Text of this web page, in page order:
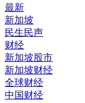
最新
新加坡
民生民声
财经
新加坡股市
新加坡财经
全球财经
中国财经